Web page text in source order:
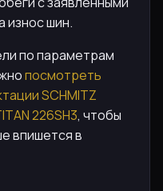
износ шин.
по параметрам
посмотреть
SCHMITZ
226SH3, чтобы
впишется в